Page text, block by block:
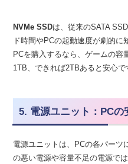
NVMe SSDは、従来のSATA
ド時間やPCの起動速度が劇的
PCを購入するなら、ゲームの容
1TB、できれば2TBあると安心で
5. 電源ユニット：PCの
電源ユニットは、PCの各パーツ
の悪い電源や容量不足の電源で